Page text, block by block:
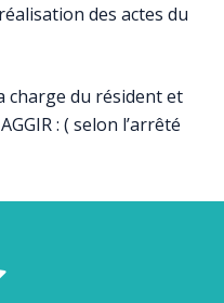
des actes du
charge du résident et
: ( selon l’arrêté